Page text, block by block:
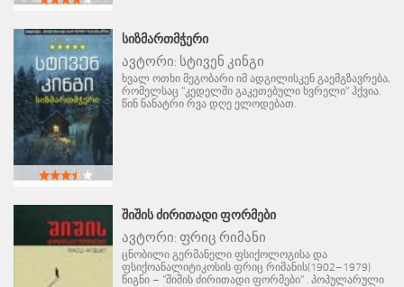
ᲡᲘᲖᲛᲐᲠᲗᲛᲭᲔᲠᲘ
ავტორი: სტივენ კინგი
ხვალ ოთხი მეგობარი იმ ადგილისკენ გაემგზავრება,
რომელსაც "კედელში გაკეთებული ხვრელი" ჰქვია.
წინ ნანატრი რვა დღე ელოდებათ.
ᲨᲘᲨᲘᲡ ᲫᲘᲠᲘᲗᲐᲓᲘ ᲤᲝᲠᲛᲔᲑᲘ
ავტორი: ფრიც რიმანი
ცნობილი გერმანელი ფსიქოლოგისა და
ფსიქოანალიტიკოსის ფრიც რიმანის(1902–1979)
წიგნი – "შიშის ძირითადი ფორმები" . პოპულარული